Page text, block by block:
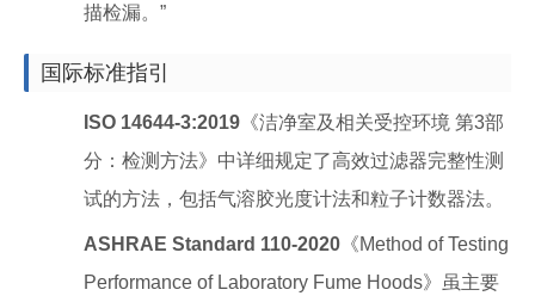
描检漏。”
国际标准指引
ISO 14644-3:2019 《洁净室及相关受控环境 第3部
分：检测方法》中详细规定了高效过滤器完整性测
试的方法，包括气溶胶光度计法和粒子计数器法。
ASHRAE Standard 110-2020 《Method of Testing
Performance of Laboratory Fume Hoods》虽主要